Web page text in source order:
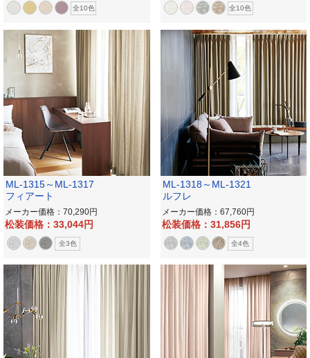
全10色 全10色
ML-1315～ML-1317
フィアート
メーカー価格：70,290
松装価格：33,044
全3色
ML-1318～ML-1321
ルフレ
メーカー価格：67,760
松装価格：31,856
全4色